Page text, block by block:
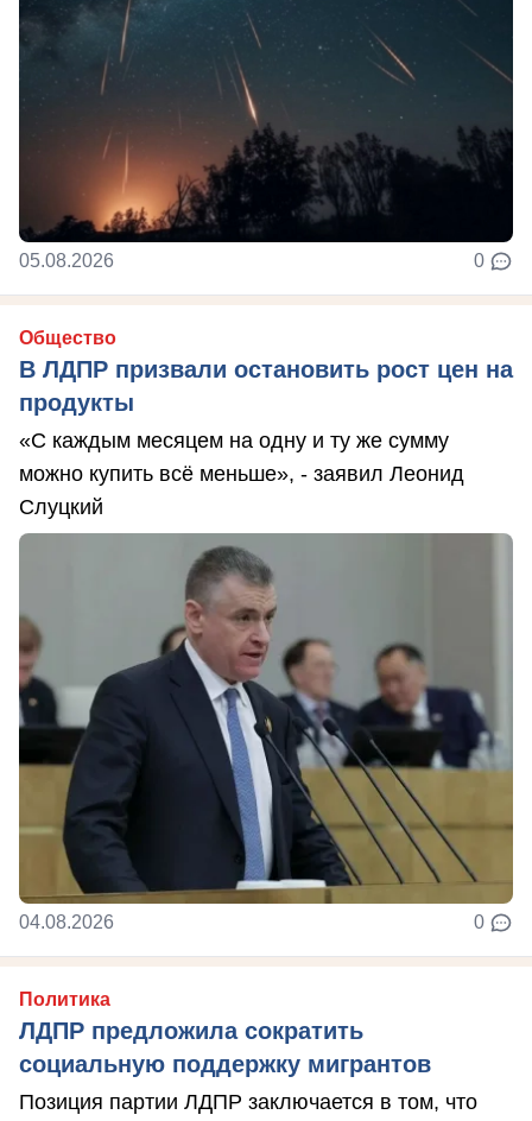
05.08.2026 0
Общество
В ЛДПР призвали остановить рост цен на
продукты
«С каждым месяцем на одну и ту же сумму
можно купить всё меньше», - заявил Леонид
Слуцкий
04.08.2026 0
Политика
ЛДПР предложила сократить
социальную поддержку мигрантов
Позиция партии ЛДПР заключается в том, что